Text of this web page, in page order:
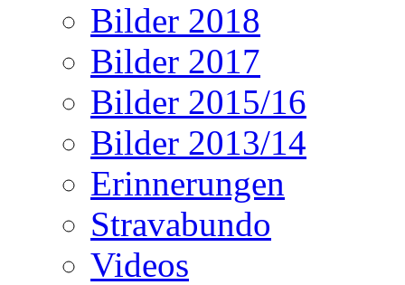
Bilder 2018
Bilder 2017
Bilder 2015/16
Bilder 2013/14
Erinnerungen
Stravabundo
Videos